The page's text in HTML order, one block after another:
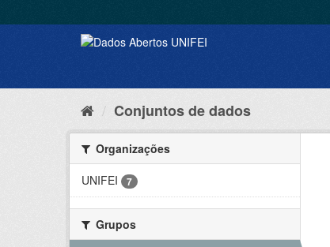
Conjuntos de dados
Organizações
UNIFEI
7
Grupos